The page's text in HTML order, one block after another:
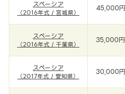
スペーシア
（2016年式 / 宮城県）
45,000円
スペーシア
（2016年式 / 千葉県）
35,000円
スペーシア
（2017年式 / 愛知県）
30,000円